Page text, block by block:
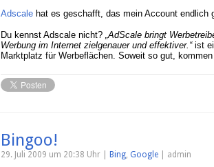
Adscale hat es geschafft, das mein Account endlich
Du kennst Adscale nicht? „AdScale bringt
Werbung im Internet zielgenauer und effektiver.“ ist
Marktplatz für Werbeflächen. Soweit so gut,
Bingoo!
29. Juli 2009 um 20:38 Uhr | Bing, Google | admin